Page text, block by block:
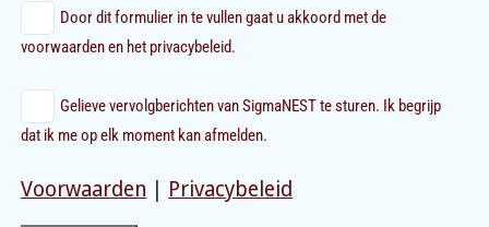
Door dit formulier in te vullen gaat u akkoord met de
voorwaarden en het privacybeleid.
Gelieve vervolgberichten van SigmaNEST te sturen. Ik begrijp
dat ik me op elk moment kan afmelden.
Voorwaarden | Privacybeleid